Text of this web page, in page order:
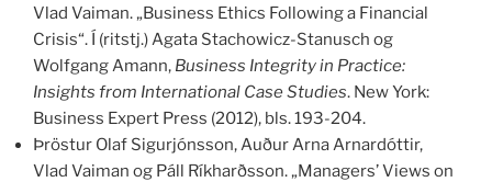
Vlad Vaiman. „Business Ethics Following a Financial
Crisis“. Í (ritstj.) Agata Stachowicz-Stanusch og
Wolfgang Amann, Business Integrity in Practice:
Insights from International Case Studies. New York:
Business Expert Press (2012), bls. 193-204.
Þröstur Olaf Sigurjónsson, Auður Arna Arnardóttir,
Vlad Vaiman og Páll Ríkharðsson. „Managers’ Views on